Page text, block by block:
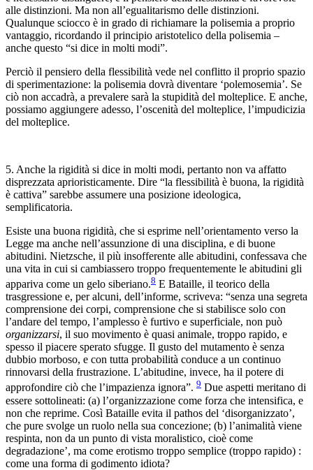
alle distinzioni. Ma non all’egualitarismo delle distinzioni.
Qualunque sciocco è in grado di richiamare la polisemia a proprio
vantaggio, ricordando il principio aristotelico della polisemia –
anche questo “si dice in molti modi”.
Perciò il pensiero della flessibilità vede nel conflitto il proprio spazio
di sperimentazione: la polisemia dovrà diventare ‘polemosemia’. Se
ciò non accadrà, a prevalere sarà la stupidità del molteplice. E anche,
possiamo aggiungere adesso, l’oscenità del molteplice, l’impudicizia
del molteplice.
5. Anche la rigidità si dice in molti modi, pertanto non va affatto
disprezzata aprioristicamente. Dire “la flessibilità è buona, la rigidità
è cattiva” sarebbe assumere una posizione ideologica,
semplificatoria.
Esiste una buona rigidità, che si esprime nell’orientamento verso la
Legge ma anche nell’assunzione di una disciplina, e di buone
abitudini. Nietzsche, il più insofferente alle abitudini, confessava che
una vita in cui si cambiassero troppo frequentemente le abitudini gli
appariva come un gelo siberiano.8 E Bataille, il teorico della
trasgressione e, per alcuni, dell’informe, scriveva: “senza una segreta
comprensione dei corpi, comprensione che si stabilisce solo con
l’andare del tempo, l’amplesso è furtivo e superficiale, non può
organizzarsi, il suo movimento è quasi animale, troppo rapido, e
spesso il piacere sperato sfugge. Il gusto del mutamento è senza
dubbio morboso, e con tutta probabilità conduce a un continuo
rinnovarsi della frustrazione. L’abitudine, invece, ha il potere di
approfondire ciò che l’impazienza ignora”. 9 Due aspetti meritano di
essere sottolineati: (a) l’organizzazione come forza che intensifica, e
non che reprime. Così Bataille evita il pathos del ‘disorganizzato’,
che pure svolge un ruolo nella sua concezione; (b) l’animalità viene
respinta, non da un punto di vista moralistico, cioè come
degradazione’, ma come erotismo troppo semplice (troppo rapido) :
come una forma di godimento idiota?